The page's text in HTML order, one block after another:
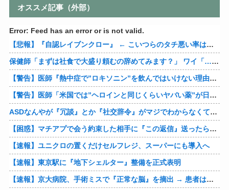
オススメ記事（外部）
Error: Feed has an error or is not valid.
【悲報】『自認レイブンクロー』 ← こいつらのタチ悪い率は異常
保健師「まずは社食で大盛り頼むの辞めてみます？」 ワイ「…食っちゃいけないものを売ってるのか？」
【警告】医師『熱中症で”ロキソニン”を飲んではいけない理由がこれ』
【警告】医師「米国では”ヘロインと同じくらいヤバい薬”が日本では平気で処方されてる」
ASDなんやが『冗談』とか『社交辞令』がマジでわからなくて怖い
【困惑】マチアプで会う約束した相手に『この返信』送ったらブロックされたんやが…
【速報】ユニクロの置くだけセルフレジ、スーパーにも導入へ
【速報】東京駅に『地下シェルター』整備を正式表明
【速報】京大病院、手術ミスで『正常な脳』を摘出 → 患者は自発呼吸不可能な植物状態に